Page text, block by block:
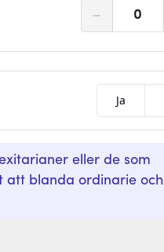
0
Ja
eller de som
blanda ordinarie och